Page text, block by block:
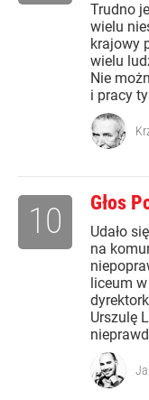
Trudno
wielu
krajowy
wielu
Nie
i pracy
Głos
Udało
na
liceum
Urszulę
10